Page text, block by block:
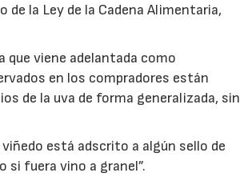
de la Ley de la Cadena Alimentaria,
que viene adelantada como
en los compradores están
de la uva de forma generalizada, sin
está adscrito a algún sello de
si fuera vino a granel”.